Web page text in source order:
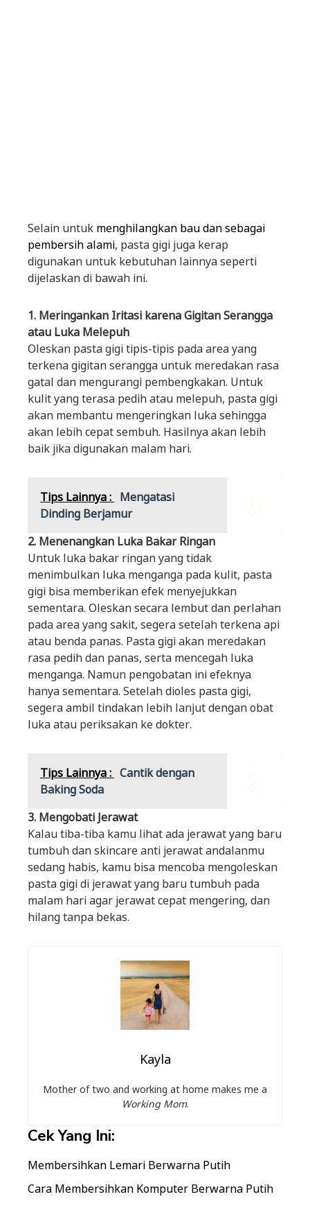
Selain untuk menghilangkan bau dan sebagai
pembersih alami, pasta gigi juga kerap
digunakan untuk kebutuhan lainnya seperti
dijelaskan di bawah ini.
1. Meringankan Iritasi karena Gigitan Serangga
atau Luka Melepuh
Oleskan pasta gigi tipis-tipis pada area yang
terkena gigitan serangga untuk meredakan rasa
gatal dan mengurangi pembengkakan. Untuk
kulit yang terasa pedih atau melepuh, pasta gigi
akan membantu mengeringkan luka sehingga
akan lebih cepat sembuh. Hasilnya akan lebih
baik jika digunakan malam hari.
Tips Lainnya : Mengatasi
Dinding Berjamur
2. Menenangkan Luka Bakar Ringan
Untuk luka bakar ringan yang tidak
menimbulkan luka menganga pada kulit, pasta
gigi bisa memberikan efek menyejukkan
sementara. Oleskan secara lembut dan perlahan
pada area yang sakit, segera setelah terkena api
atau benda panas. Pasta gigi akan meredakan
rasa pedih dan panas, serta mencegah luka
menganga. Namun pengobatan ini efeknya
hanya sementara. Setelah dioles pasta gigi,
segera ambil tindakan lebih lanjut dengan obat
luka atau periksakan ke dokter.
Tips Lainnya : Cantik dengan
Baking Soda
3. Mengobati Jerawat
Kalau tiba-tiba kamu lihat ada jerawat yang baru
tumbuh dan skincare anti jerawat andalanmu
sedang habis, kamu bisa mencoba mengoleskan
pasta gigi di jerawat yang baru tumbuh pada
malam hari agar jerawat cepat mengering, dan
hilang tanpa bekas.
Kayla
Mother of two and working at home makes me a
Working Mom.
Cek Yang Ini:
Membersihkan Lemari Berwarna Putih
Cara Membersihkan Komputer Berwarna Putih